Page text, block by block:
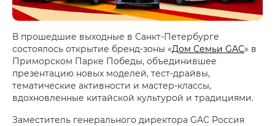
В прошедшие выходные в Санкт-Петербурге
состоялось открытие бренд-зоны «Дом Семьи GAC» в
Приморском Парке Победы, объединившее
презентацию новых моделей, тест-драйвы,
тематические активности и мастер-классы,
вдохновленные китайской культурой и традициями.
Заместитель генерального директора GAC Россия